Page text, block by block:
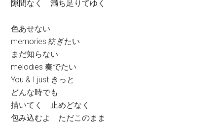
隙間なく 満ち足りてゆく
色あせない
memories 紡ぎたい
まだ知らない
melodies 奏でたい
You & I just きっと
どんな時でも
描いてく 止めどなく
包み込むよ ただこのまま